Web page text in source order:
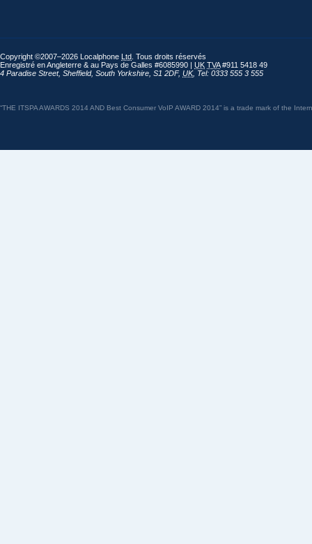
Copyright ©2007–2026 Localphone Ltd . Tous droits réservés
Enregistré en Angleterre & au Pays de Galles #6085990 | UK TVA#911 5418 49
4 Paradise Street, Sheffield, South Yorkshire S1 2DF, UK, Tel: 0333 555 3 555
“THE ITSPA AWARDS 2014 AND Best Consumer VoIP AWARD 2014” is a trade mark of the